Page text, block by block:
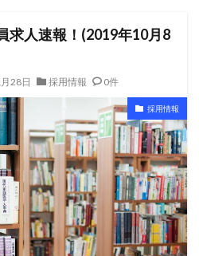
求人速報！(2019年10月8
28日 採用情報 0件
採用情報